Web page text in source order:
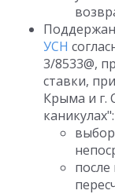
УСН
3/8533@,
ставки,
Крыма и г.
каникулах":
после